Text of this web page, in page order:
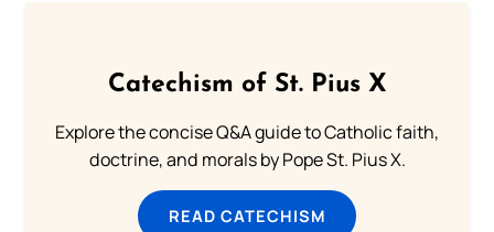
Catechism of St. Pius X
Explore the concise Q&A guide to Catholic faith,
doctrine, and morals by Pope St. Pius X.
READ CATECHISM